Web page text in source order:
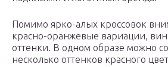
Помимо ярко-алых кроссовок
красно-оранжевые вариации,
оттенки. В одном образе можно
несколько оттенков красного